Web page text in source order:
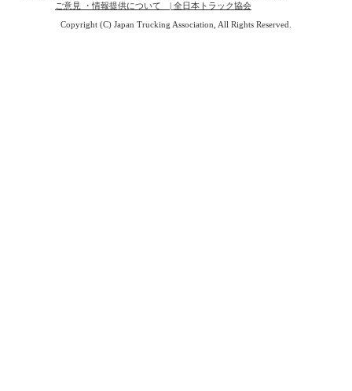
ご意見 ・情報提供について | 全日本トラック協会
Copyright (C) Japan Trucking Association, All Rights Reserved.